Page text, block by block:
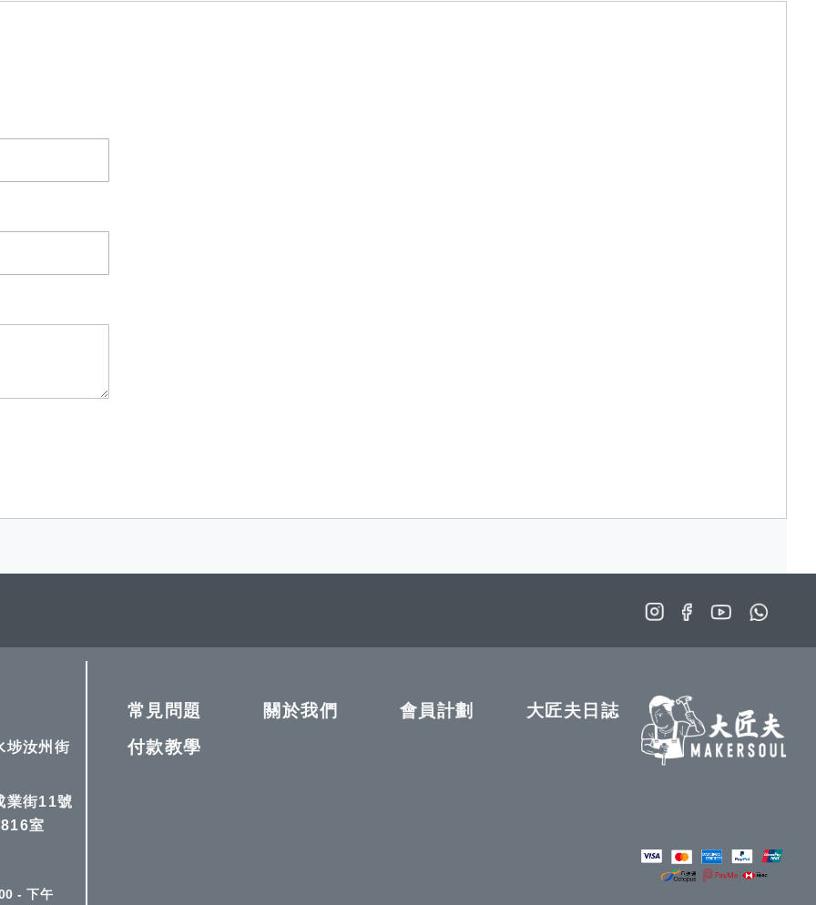
埗汝州街
業街11號
室
- 下午
常見問題 關於我們 會員計劃
大匠夫日誌
付款教學